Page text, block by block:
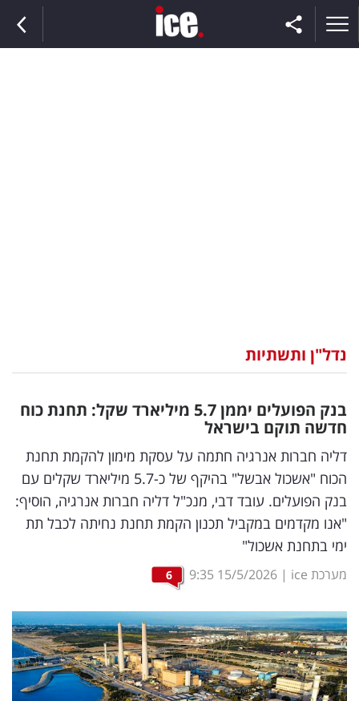
וצרכנות
דיגיטל
וטק
שיווק
ופרסום
משפט
ומחקרים
דעות
רכילות
נדל"ן ותשתיות
בנק הפועלים יממן 5.7 מיליארד שקל: תחנת כוח
חדשה תוקם בישראל
דליה חברות אנרגיה חתמה על עסקת מימון להקמת תחנת
הכוח "אשכול אבשל" בהיקף של כ-5.7 מיליארד שקלים עם
בנק הפועלים. עובד דבי, מנכ"ל דליה חברות אנרגיה, הוסיף:
"אנו מקדמים במקביל תכנון הקמת תחנת נחיתה לכבל תת
ימי בתחנת אשכול"
מערכת ice |
15/5/2026
9:35
6